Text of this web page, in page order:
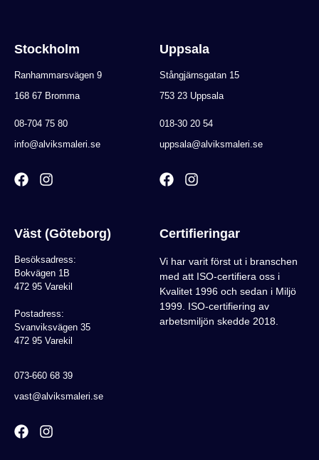
Stockholm
Ranhammarsvägen 9
168 67 Bromma
08-704 75 80
info@alviksmaleri.se
Uppsala
Stångjärnsgatan 15
753 23 Uppsala
018-30 20 54
uppsala@alviksmaleri.se
Väst (Göteborg)
Besöksadress:
Bokvägen 1B
472 95 Varekil
Postadress:
Svanviksvägen 35
472 95 Varekil
073-660 68 39
vast@alviksmaleri.se
Certifieringar
Vi har varit först ut i branschen
med att ISO-certifiera oss i
Kvalitet 1996 och sedan i Miljö
1999. ISO-certifiering av
arbetsmiljön skedde 2018.